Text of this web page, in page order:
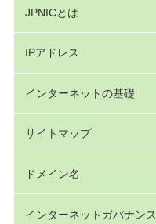
JPNICとは
IPアドレス
インターネットの基礎
サイトマップ
ドメイン名
インターネットガバナンス